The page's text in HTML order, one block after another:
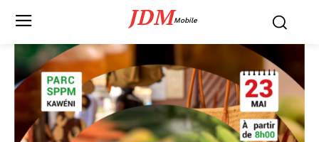
JDMMobile